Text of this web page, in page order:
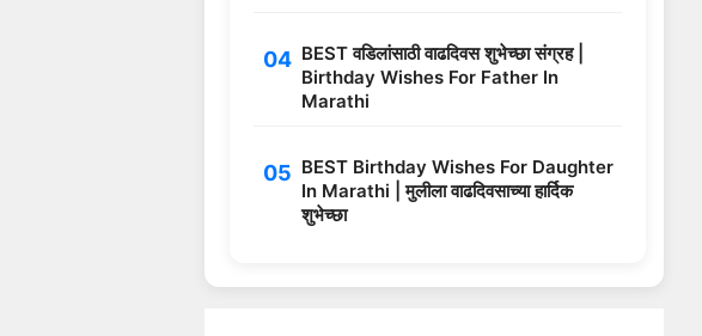
BEST वडिलांसाठी वाढदिवस शुभेच्छा संग्रह |
Birthday Wishes For Father In
Marathi
BEST Birthday Wishes For Daughter
In Marathi | मुलीला वाढदिवसाच्या हार्दिक
शुभेच्छा